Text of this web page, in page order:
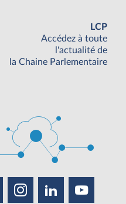
LCP
Accédez à toute
l'actualité de
la Chaine Parlementaire